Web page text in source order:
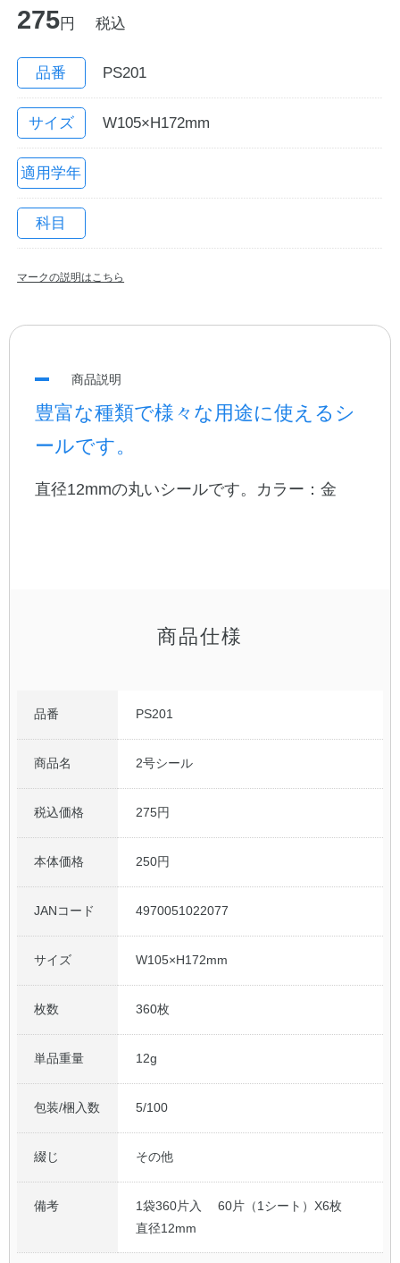
企業情報
カタログ
お問い合わせ
English
法人のお客様へ
OEMご希望の方へ
275円 税込
品番 PS201
サイズ W105×H172mm
適用学年
科目
マークの説明はこちら
商品説明
豊富な種類で様々な用途に使えるシ
ールです。
直径12mmの丸いシールです。カラー：金
商品仕様
品番 PS201
商品名 2号シール
税込価格 275円
本体価格 250円
JANコード 4970051022077
サイズ W105×H172mm
枚数 360枚
単品重量 12g
包装/梱入数 5/100
綴じ その他
備考
1袋360片入 60片（1シート）X6枚
直径12mm